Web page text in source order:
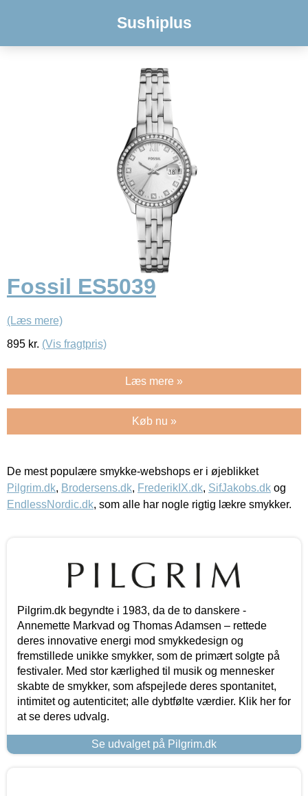
Sushiplus
Fossil ES5039
(Læs mere)
895 kr. (Vis fragtpris)
Læs mere »
Køb nu »
De mest populære smykke-webshops er i øjeblikket
Pilgrim.dk, Brodersens.dk, FrederikIX.dk, SifJakobs.dk og
EndlessNordic.dk, som alle har nogle rigtig lækre smykker.
Pilgrim.dk begyndte i 1983, da de to danskere -
Annemette Markvad og Thomas Adamsen – rettede
deres innovative energi mod smykkedesign og
fremstillede unikke smykker, som de primært solgte på
festivaler. Med stor kærlighed til musik og mennesker
skabte de smykker, som afspejlede deres spontanitet,
intimitet og autenticitet; alle dybtfølte værdier. Klik her for
at se deres udvalg.
Se udvalget på Pilgrim.dk